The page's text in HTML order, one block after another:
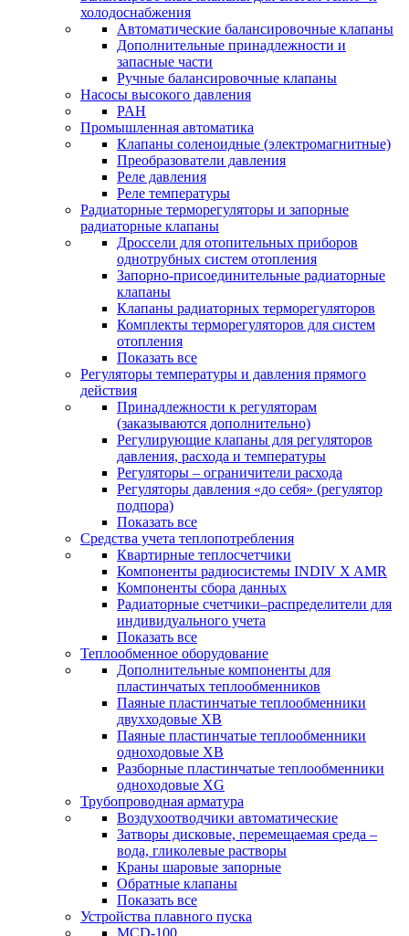
холодоснабжения
Автоматические балансировочные клапаны
Дополнительные принадлежности и
запасные части
Ручные балансировочные клапаны
Насосы высокого давления
PAH
Промышленная автоматика
Клапаны соленоидные (электромагнитные)
Преобразователи давления
Реле давления
Реле температуры
Радиаторные терморегуляторы и запорные
радиаторные клапаны
Дроссели для отопительных приборов
однотрубных систем отопления
Запорно-присоединительные радиаторные
клапаны
Клапаны радиаторных терморегуляторов
Комплекты терморегуляторов для систем
отопления
Показать все
Регуляторы температуры и давления прямого
действия
Принадлежности к регуляторам
(заказываются дополнительно)
Регулирующие клапаны для регуляторов
давления, расхода и температуры
Регуляторы – ограничители расхода
Регуляторы давления «до себя» (регулятор
подпора)
Показать все
Средства учета теплопотребления
Квартирные теплосчетчики
Компоненты радиосистемы INDIV X AMR
Компоненты сбора данных
Радиаторные счетчики–распределители для
индивидуального учета
Показать все
Теплообменное оборудование
Дополнительные компоненты для
пластинчатых теплообменников
Паяные пластинчатые теплообменники
двухходовые XB
Паяные пластинчатые теплообменники
одноходовые ХВ
Разборные пластинчатые теплообменники
одноходовые ХG
Трубопроводная арматура
Воздухоотводчики автоматические
Затворы дисковые, перемещаемая среда –
вода, гликолевые растворы
Краны шаровые запорные
Обратные клапаны
Показать все
Устройства плавного пуска
MCD-100